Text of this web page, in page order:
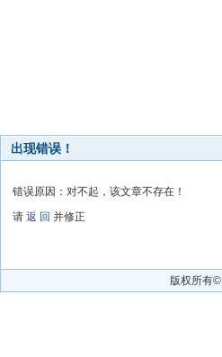
出现错误！
错误原因：对不起，该文章不存在！
请 返 回 并修正
版权所有©